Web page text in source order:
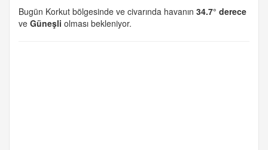
Bugün Korkut bölgesinde ve civarında havanın 34.7° derece
ve Güneşli olması bekleniyor.